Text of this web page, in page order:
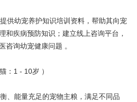
供幼宠养护知识培训资料，帮助其向宠
和疾病预防知识；建立线上咨询平台，
咨询幼宠健康问题 。
：1 - 10岁 ）
、能量充足的宠物主粮，满足不同品